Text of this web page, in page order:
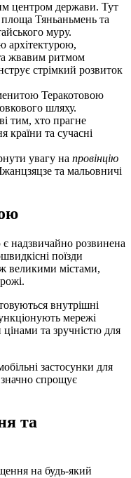
центром держави. Тут
площа Тяньаньмень та
муру.
архітектурою,
жвавим ритмом
стрімкий розвиток
Теракотовою
шляху.
тим, хто прагне
країни та сучасні
увагу на провінцію
та мальовничі
надзвичайно розвинена
поїзди
великими містами,
внутрішні
мережі
та зручністю для
застосунки для
спрощує
та
на будь-який